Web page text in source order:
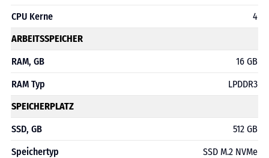
CPU Kerne
4
ARBEITSSPEICHER
RAM, GB
16 GB
RAM Typ
LPDDR3
SPEICHERPLATZ
SSD, GB
512 GB
Speichertyp
SSD M.2 NVMe